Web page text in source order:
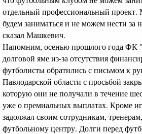
отдельный профессиональный проект.
будем заниматься и не можем нести за
сказал Машкевич.
Напомним, осенью прошлого года
долговой яме из-за отсутствия
футболисты обратились с письмом к
Павлодарской области с просьбой
которую они не получали в течение
уже о премиальных выплатах. Кроме
задолжал своим сотрудникам,
футбольному центру. Долги перед